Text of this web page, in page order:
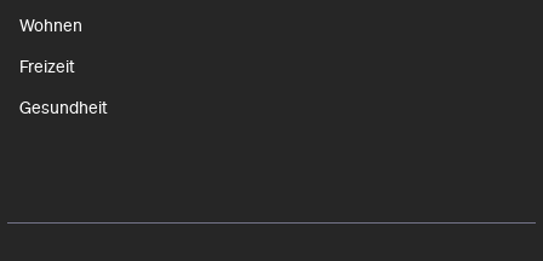
Wohnen
Freizeit
Gesundheit